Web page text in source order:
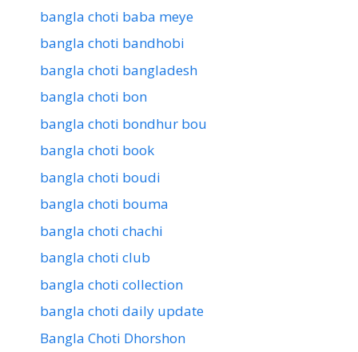
bangla choti baba meye
bangla choti bandhobi
bangla choti bangladesh
bangla choti bon
bangla choti bondhur bou
bangla choti book
bangla choti boudi
bangla choti bouma
bangla choti chachi
bangla choti club
bangla choti collection
bangla choti daily update
Bangla Choti Dhorshon